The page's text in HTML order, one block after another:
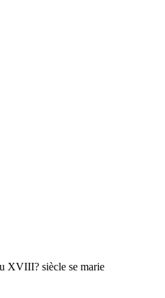
XVIII? siècle se marie